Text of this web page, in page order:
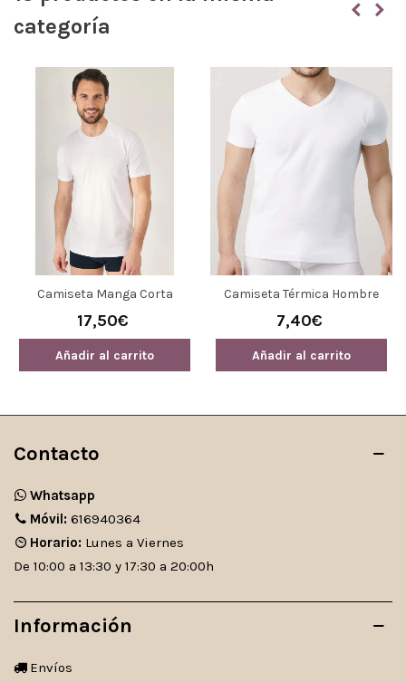
categoría
Camiseta Manga Corta
Cuello Redondo Modal
Hombre
17,50€
Añadir al carrito
Camiseta Térmica Hombre
Negra 100% Algodón De
Ysabel Mora
7,40€
Añadir al carrito
Contacto
Whatsapp
Móvil: 616940364
Horario: Lunes a Viernes
De 10:00 a 13:30 y 17:30 a 20:00h
Información
Envíos